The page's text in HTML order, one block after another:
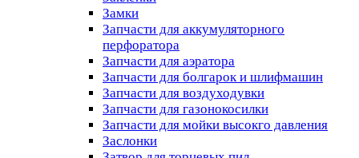
Замки
Запчасти для аккумуляторного
перфоратора
Запчасти для аэратора
Запчасти для болгарок и шлифмашин
Запчасти для воздуходувки
Запчасти для газонокосилки
Запчасти для мойки высокго давления
Заслонки